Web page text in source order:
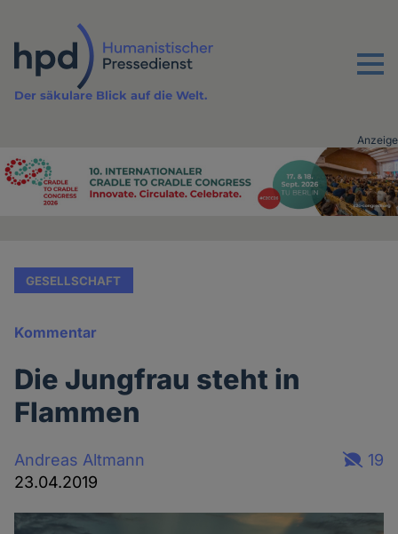
Inhalt
Menu
Der säkulare Blick auf die Welt.
Advertising
Anzeige
GESELLSCHAFT
Kommentar
Die Jungfrau steht in
Flammen
Andreas Altmann
23.04.2019
19